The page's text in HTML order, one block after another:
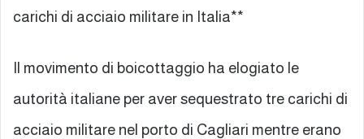
carichi di acciaio militare in Italia**
Il movimento di boicottaggio ha elogiato le
autorità italiane per aver sequestrato tre carichi di
acciaio militare nel porto di Cagliari mentre erano